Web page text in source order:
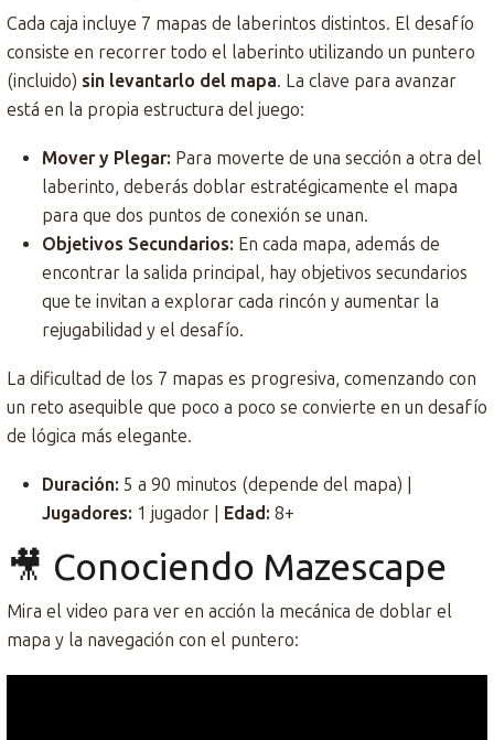
Cada caja incluye 7 mapas de laberintos distintos. El desafío
consiste en recorrer todo el laberinto utilizando un puntero
(incluido) sin levantarlo del mapa. La clave para avanzar
está en la propia estructura del juego:
Mover y Plegar: Para moverte de una sección a otra del
laberinto, deberás doblar estratégicamente el mapa
para que dos puntos de conexión se unan.
Objetivos Secundarios: En cada mapa, además de
encontrar la salida principal, hay objetivos secundarios
que te invitan a explorar cada rincón y aumentar la
rejugabilidad y el desafío.
La dificultad de los 7 mapas es progresiva, comenzando con
un reto asequible que poco a poco se convierte en un desafío
de lógica más elegante.
Duración: 5 a 90 minutos (depende del mapa) |
Jugadores: 1 jugador | Edad: 8+
🎥 Conociendo Mazescape
Mira el video para ver en acción la mecánica de doblar el
mapa y la navegación con el puntero: